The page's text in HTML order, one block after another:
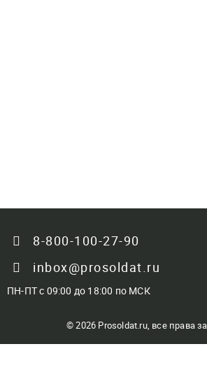
8-800-100-27-90
inbox@prosoldat.ru
ПН-ПТ с 09:00 до 18:00 по МСК
© 2026 Prosoldat.ru, все права